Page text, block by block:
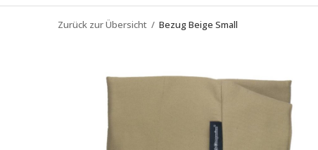
Zurück zur Übersicht Bezug Beige Small